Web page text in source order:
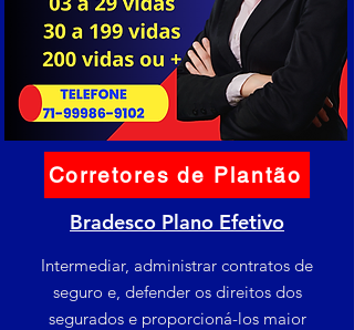
Corretores de Plantão
Bradesco Plano Efetivo
Intermediar, administrar contratos de
seguro e, defender os direitos dos
segurados e proporcioná-los maior